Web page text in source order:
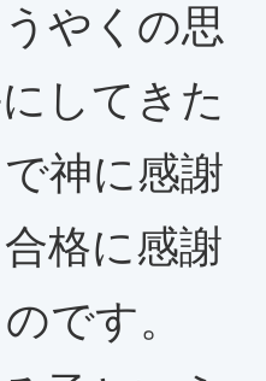
やくの思
してきた
神に感謝
格に感謝
です。